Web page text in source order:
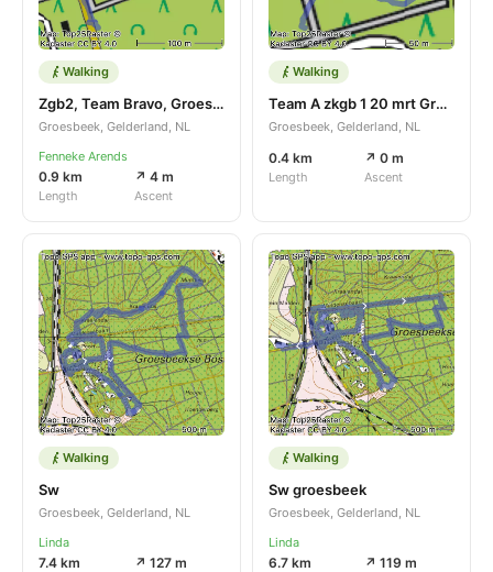
Walking
Zgb2, Team Bravo, Groesbeek, 20-3.
Groesbeek, Gelderland, NL
Fenneke Arends
0.9 km
Length
↗ 4 m
Ascent
Walking
Team A zkgb 1 20 mrt Groesbeek
Groesbeek, Gelderland, NL
0.4 km
Length
↗ 0 m
Ascent
Walking
Sw
Groesbeek, Gelderland, NL
Linda
7.4 km ↗ 127 m
Walking
Sw groesbeek
Groesbeek, Gelderland, NL
Linda
6.7 km ↗ 119 m